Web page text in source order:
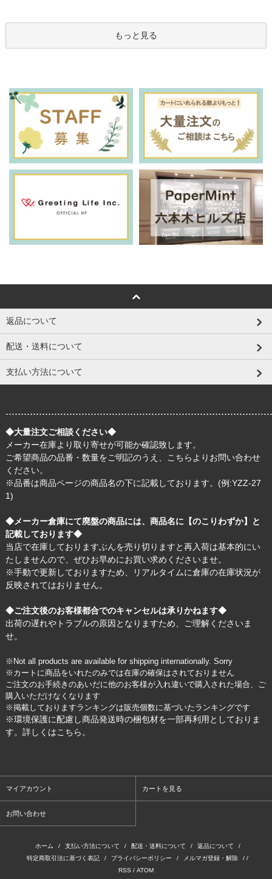
もっと見る
返品について
配送・送料について
支払い方法について
◆大量注文ご相談ください◆
メーカー在庫より取り寄せが可能か確認致します。
ご希望商品の品番・数量をご明記のうえ、
こちら よりお問い合わせ
ください。
※品番は商品ページの商品名の下に記載しております。(例:YZZ-27
1)
◆メーカー倉庫にて廃盤の商品には、商品名に【のこりわずか】と
記載しております◆
当店で在庫しておりますぶんを売り切りますと再入荷は基本的にい
たしませんので、ぜひお早めにお買い求めくださいませ。
※手動で更新しておりますため、リアルタイムに倉庫の在庫状況が
反映されてはおりません。
◆ご注文後のお客様都合でのキャンセルは承りかねます◆
出荷の遅れやトラブルの原因となりますため、ご理解くださいま
せ。
※Not all products are available for shipping internationally. Sorry
※カートに商品をいれたのみでは在庫の確保はされておりません
ご注文のお手続きのあいだに他のお客様が入れ違いで購入された場合、ご
購入いただけなくなります
※掲載しておりますランキングは販売個数に基づいたランキングです
※環境保護に配慮し商品発送時の梱包材を一部再利用としておりま
す。詳しくはこちら 。
マイアカウント カートを見る
お問い合わせ
ホーム / 支払い方法について / 配送・送料について / 返品について
/
特定商取引法に基づく表記
/ プライバシーポリシー / メルマガ登録・解除
/ /
RSS / ATOM